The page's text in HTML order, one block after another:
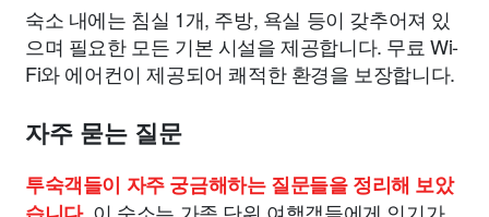
숙소 내에는 침실 1개, 주방, 욕실 등이 갖추어져 있
으며 필요한 모든 기본 시설을 제공합니다. 무료 Wi-
Fi와 에어컨이 제공되어 쾌적한 환경을 보장합니다.
자주 묻는 질문
투숙객들이 자주 궁금해하는 질문들을 정리해 보았